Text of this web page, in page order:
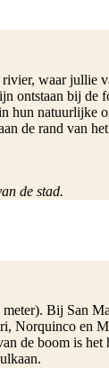
waar jullie
ontstaan bij de
hun natuurlijke
de rand van
de stad.
Bij San
Norquinco en
de boom is